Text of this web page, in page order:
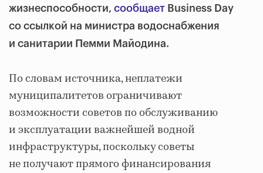
жизнеспособности, сообщает Business Day
со ссылкой на министра водоснабжения
и санитарии Пемми Майодина.
По словам источника, неплатежи
муниципалитетов ограничивают
возможности советов по обслуживанию
и эксплуатации важнейшей водной
инфраструктуры, поскольку советы
не получают прямого финансирования